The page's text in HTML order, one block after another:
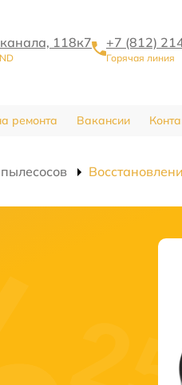
118к7 +7 (812)
Горячая линия
ремонта Вакансии